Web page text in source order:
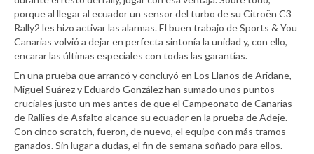
porque al llegar al ecuador un sensor del turbo de su Citroën C3
Rally2 les hizo activar las alarmas. El buen trabajo de Sports & You
Canarias volvió a dejar en perfecta sintonía la unidad y, con ello,
encarar las últimas especiales con todas las garantías.
En una prueba que arrancó y concluyó en Los Llanos de Aridane,
Miguel Suárez y Eduardo González han sumado unos puntos
cruciales justo un mes antes de que el Campeonato de Canarias
de Rallies de Asfalto alcance su ecuador en la prueba de Adeje.
Con cinco scratch, fueron, de nuevo, el equipo con más tramos
ganados. Sin lugar a dudas, el fin de semana soñado para ellos.